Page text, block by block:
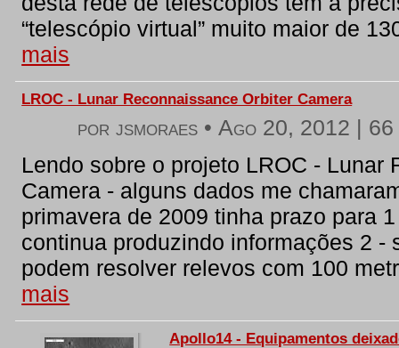
“telescópio virtual” muito maior de
mais
LROC - Lunar Reconnaissance Orbiter Camera
por jsmoraes •Ago 20, 2012 | 66
Lendo sobre o projeto LROC - Lunar
Camera - alguns dados me
primavera de 2009 tinha prazo para
continua produzindo informações 2 -
podem resolver relevos com 100
mais
Apollo14 - Equipamentos